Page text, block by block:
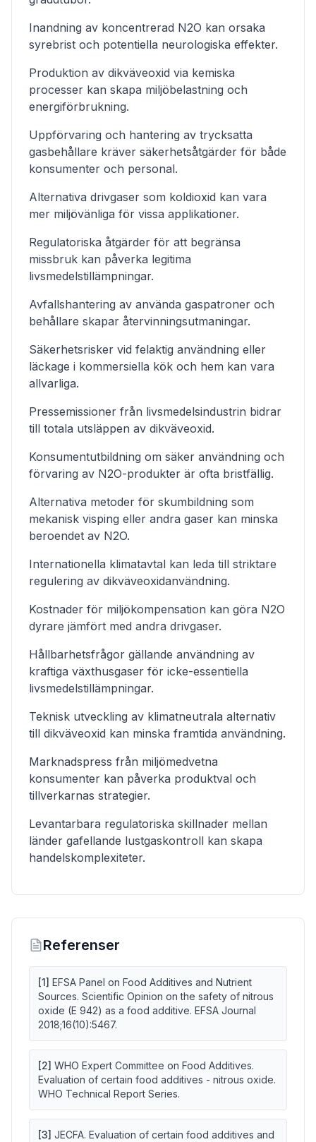
Inandning av koncentrerad N2O kan orsaka
syrebrist och potentiella neurologiska effekter.
Produktion av dikväveoxid via kemiska
processer kan skapa miljöbelastning och
energiförbrukning.
Uppförvaring och hantering av trycksatta
gasbehållare kräver säkerhetsåtgärder för både
konsumenter och personal.
Alternativa drivgaser som koldioxid kan vara
mer miljövänliga för vissa applikationer.
Regulatoriska åtgärder för att begränsa
missbruk kan påverka legitima
livsmedelstillämpningar.
Avfallshantering av använda gaspatroner och
behållare skapar återvinningsutmaningar.
Säkerhetsrisker vid felaktig användning eller
läckage i kommersiella kök och hem kan vara
allvarliga.
Pressemissioner från livsmedelsindustrin bidrar
till totala utsläppen av dikväveoxid.
Konsumentutbildning om säker användning och
förvaring av N2O-produkter är ofta bristfällig.
Alternativa metoder för skumbildning som
mekanisk visping eller andra gaser kan minska
beroendet av N2O.
Internationella klimatavtal kan leda till striktare
regulering av dikväveoxidanvändning.
Kostnader för miljökompensation kan göra N2O
dyrare jämfört med andra drivgaser.
Hållbarhetsfrågor gällande användning av
kraftiga växthusgaser för icke-essentiella
livsmedelstillämpningar.
Teknisk utveckling av klimatneutrala alternativ
till dikväveoxid kan minska framtida användning.
Marknadspress från miljömedvetna
konsumenter kan påverka produktval och
tillverkarnas strategier.
Levantarbara regulatoriska skillnader mellan
länder gafellande lustgaskontroll kan skapa
handelskomplexiteter.
Referenser
[1] EFSA Panel on Food Additives and Nutrient
Sources. Scientific Opinion on the safety of nitrous
oxide (E 942) as a food additive. EFSA Journal
2018;16(10):5467.
[2] WHO Expert Committee on Food Additives.
Evaluation of certain food additives - nitrous oxide.
WHO Technical Report Series.
[3] JECFA. Evaluation of certain food additives and